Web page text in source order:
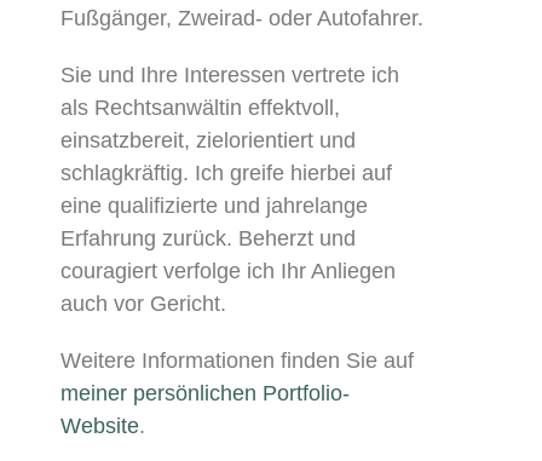
Fußgänger, Zweirad- oder Autofahrer.
Sie und Ihre Interessen vertrete ich
als Rechtsanwältin effektvoll,
einsatzbereit, zielorientiert und
schlagkräftig. Ich greife hierbei auf
eine qualifizierte und jahrelange
Erfahrung zurück. Beherzt und
couragiert verfolge ich Ihr Anliegen
auch vor Gericht.
Weitere Informationen finden Sie auf
meiner persönlichen Portfolio-
Website.